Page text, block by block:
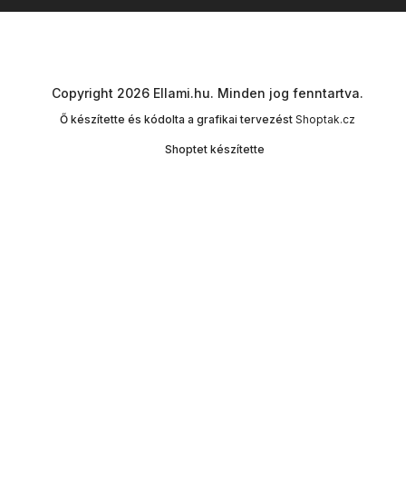
Shoptet készítette
Copyright 2026 Ellami.hu. Minden jog fenntartva.
Ő készítette és kódolta a grafikai tervezést Shoptak.cz